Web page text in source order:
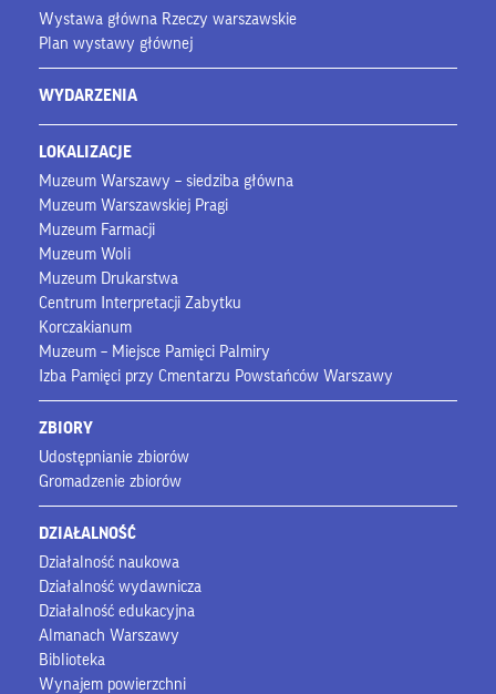
Wystawa główna Rzeczy warszawskie
Plan wystawy głównej
WYDARZENIA
LOKALIZACJE
Muzeum Warszawy – siedziba główna
Muzeum Warszawskiej Pragi
Muzeum Farmacji
Muzeum Woli
Muzeum Drukarstwa
Centrum Interpretacji Zabytku
Korczakianum
Muzeum – Miejsce Pamięci Palmiry
Izba Pamięci przy Cmentarzu Powstańców Warszawy
ZBIORY
Udostępnianie zbiorów
Gromadzenie zbiorów
DZIAŁALNOŚĆ
Działalność naukowa
Działalność wydawnicza
Działalność edukacyjna
Almanach Warszawy
Biblioteka
Wynajem powierzchni